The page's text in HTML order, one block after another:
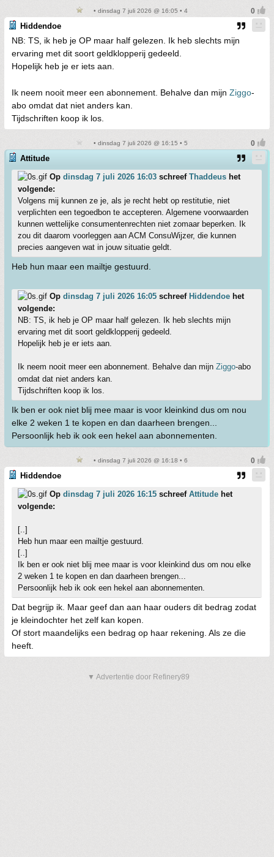
• dinsdag 7 juli 2026 @ 16:05 • 4
Hiddendoe
NB: TS, ik heb je OP maar half gelezen. Ik heb slechts mijn
ervaring met dit soort geldklopperij gedeeld.
Hopelijk heb je er iets aan.
Ik neem nooit meer een abonnement. Behalve dan mijn Ziggo-
abo omdat dat niet anders kan.
Tijdschriften koop ik los.
• dinsdag 7 juli 2026 @ 16:15 • 5
Attitude
Op dinsdag 7 juli 2026 16:03 schreef Thaddeus het
volgende:
Volgens mij kunnen ze je, als je recht hebt op restitutie, niet
verplichten een tegoedbon te accepteren. Algemene voorwaarden
kunnen wettelijke consumentenrechten niet zomaar beperken. Ik
zou dit daarom voorleggen aan ACM ConsuWijzer, die kunnen
precies aangeven wat in jouw situatie geldt.
Heb hun maar een mailtje gestuurd.
Op dinsdag 7 juli 2026 16:05 schreef Hiddendoe het
volgende:
NB: TS, ik heb je OP maar half gelezen. Ik heb slechts mijn
ervaring met dit soort geldklopperij gedeeld.
Hopelijk heb je er iets aan.
Ik neem nooit meer een abonnement. Behalve dan mijn Ziggo-abo
omdat dat niet anders kan.
Tijdschriften koop ik los.
Ik ben er ook niet blij mee maar is voor kleinkind dus om nou
elke 2 weken 1 te kopen en dan daarheen brengen...
Persoonlijk heb ik ook een hekel aan abonnementen.
• dinsdag 7 juli 2026 @ 16:18 • 6
Hiddendoe
Op dinsdag 7 juli 2026 16:15 schreef Attitude het
volgende:
[..]
Heb hun maar een mailtje gestuurd.
[..]
Ik ben er ook niet blij mee maar is voor kleinkind dus om nou elke
2 weken 1 te kopen en dan daarheen brengen...
Persoonlijk heb ik ook een hekel aan abonnementen.
Dat begrijp ik. Maar geef dan aan haar ouders dit bedrag zodat
je kleindochter het zelf kan kopen.
Of stort maandelijks een bedrag op haar rekening. Als ze die
heeft.
▼ Advertentie door Refinery89